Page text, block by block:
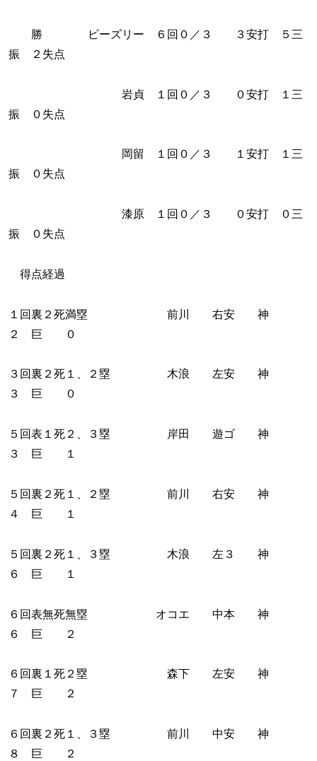
勝 ビーズリー ６回０／３ ３安打 ５三
振 ２失点
岩貞 １回０／３ ０安打 １三
振 ０失点
岡留 １回０／３ １安打 １三
振 ０失点
漆原 １回０／３ ０安打 ０三
振 ０失点
得点経過
１回裏２死満塁 前川 右安 神
２ 巨 ０
３回裏２死１、２塁 木浪 左安 神
３ 巨 ０
５回表１死２、３塁 岸田 遊ゴ 神
３ 巨 １
５回裏２死１、２塁 前川 右安 神
４ 巨 １
５回裏２死１、３塁 木浪 左３ 神
６ 巨 １
６回表無死無塁 オコエ 中本 神
６ 巨 ２
６回裏１死２塁 森下 左安 神
７ 巨 ２
６回裏２死１、３塁 前川 中安 神
８ 巨 ２